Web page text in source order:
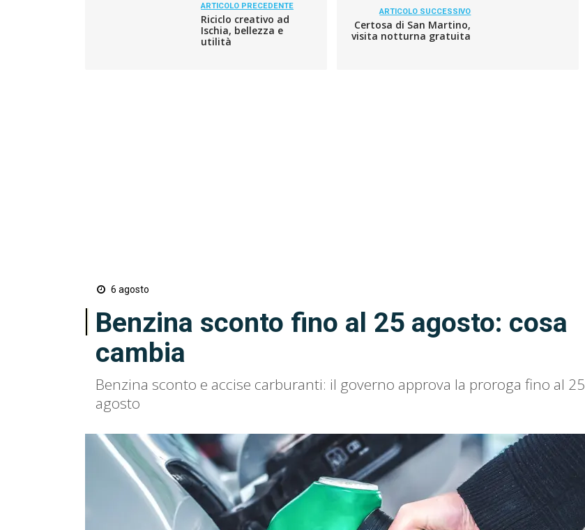
ARTICOLO PRECEDENTE
Riciclo creativo ad
Ischia, bellezza e
utilità
ARTICOLO SUCCESSIVO
Certosa di San Martino,
visita notturna gratuita
6 agosto
Benzina sconto fino al 25 agosto: cosa
cambia
Benzina sconto e accise carburanti: il governo approva la proroga fino al 25
agosto